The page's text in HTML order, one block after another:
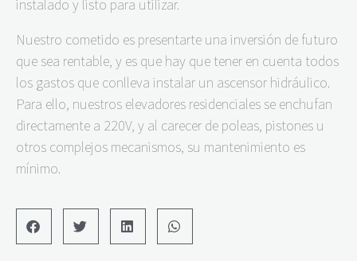
instalado y listo para utilizar.
Nuestro cometido es presentarte una inversión de futuro
que sea rentable, y es que hay que tener en cuenta todos
los gastos que conlleva instalar un ascensor hidráulico.
Para ello, nuestros elevadores residenciales se enchufan
directamente a 220V, y al carecer de poleas, pistones u
otros complejos mecanismos, su mantenimiento es
mínimo.